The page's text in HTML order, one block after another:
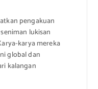
pengakuan
lukisan
karya mereka
global dan
kalangan